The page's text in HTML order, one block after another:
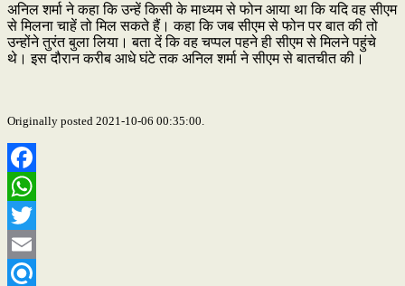
अनिल शर्मा ने कहा कि उन्हें किसी के माध्यम से फोन आया था कि यदि वह सीएम
से मिलना चाहें तो मिल सकते हैं। कहा कि जब सीएम से फोन पर बात की तो
उन्होंने तुरंत बुला लिया। बता दें कि वह चप्पल पहने ही सीएम से मिलने पहुंचे
थे। इस दौरान करीब आधे घंटे तक अनिल शर्मा ने सीएम से बातचीत की।
Originally posted 2021-10-06 00:35:00.
Facebook
WhatsApp
Twitter
Email